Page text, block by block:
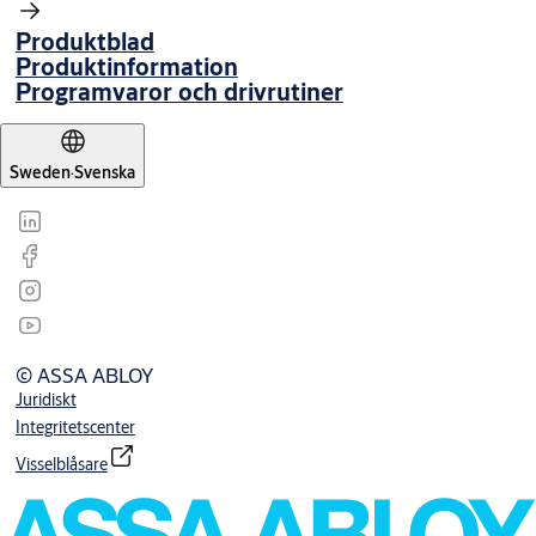
Produktblad
Produktinformation
Programvaror och drivrutiner
Sweden·Svenska
© ASSA ABLOY
Juridiskt
Integritetscenter
Visselblåsare